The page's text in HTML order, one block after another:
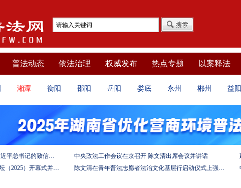
普法动态 依法治理 权威发布 热点专题 以案释法
湘潭 衡阳 邵阳 岳阳 娄底 永州 郴州 益阳
坚定法治自信 强化使命担当——习近平总书记的致信激励法学法律工作者投身全面依法治国伟大实践 中央政法工作会议在京召开 陈文清出席会议并讲话
陈文清出席中非合作论坛－法治论坛（2025）开幕式并在湖南调研
陈文清在青年普法志愿者法治文化基层行启动仪式上强调 以学习宣传习近平法治思想引领普法工作